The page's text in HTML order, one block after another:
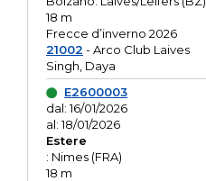
18 m
Frecce d’inverno 2026
21002 - Arco Club Laives
Singh, Daya
E2600003
dal: 16/01/2026
al: 18/01/2026
Estere
: Nimes (FRA)
18 m